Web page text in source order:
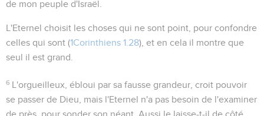
de mon peuple d'Israël
L'Eternel choisit les choses qui ne sont point, pour confondre
celles qui sont (1Corinthiens 1.28), et en cela il montre que
seul il est grand.
6 L'orgueilleux , ébloui par sa fausse grandeur, croit pouvoir
se passer de Dieu, mais l'Eternel n'a pas besoin de l'examiner
de près, pour sonder son néant. Aussi le laisse-t-il de côté,